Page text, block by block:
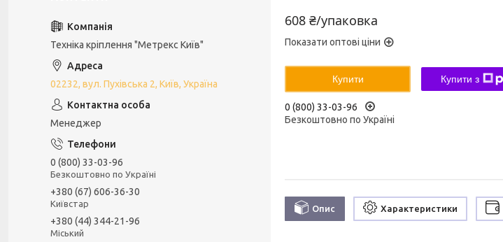
608 ₴/упаковка
Показати оптові ціни
Купити Купити з
0 (800) 33-03-96
Безкоштовно по Україні
Опис Характеристики
Техніка кріплення "Метрекс Київ"
02232, вул. Пухівська 2, Київ, Україна
Менеджер
0 (800) 33-03-96
Безкоштовно по Україні
+380 (67) 606-36-30
Київстар
+380 (44) 344-21-96
Міський